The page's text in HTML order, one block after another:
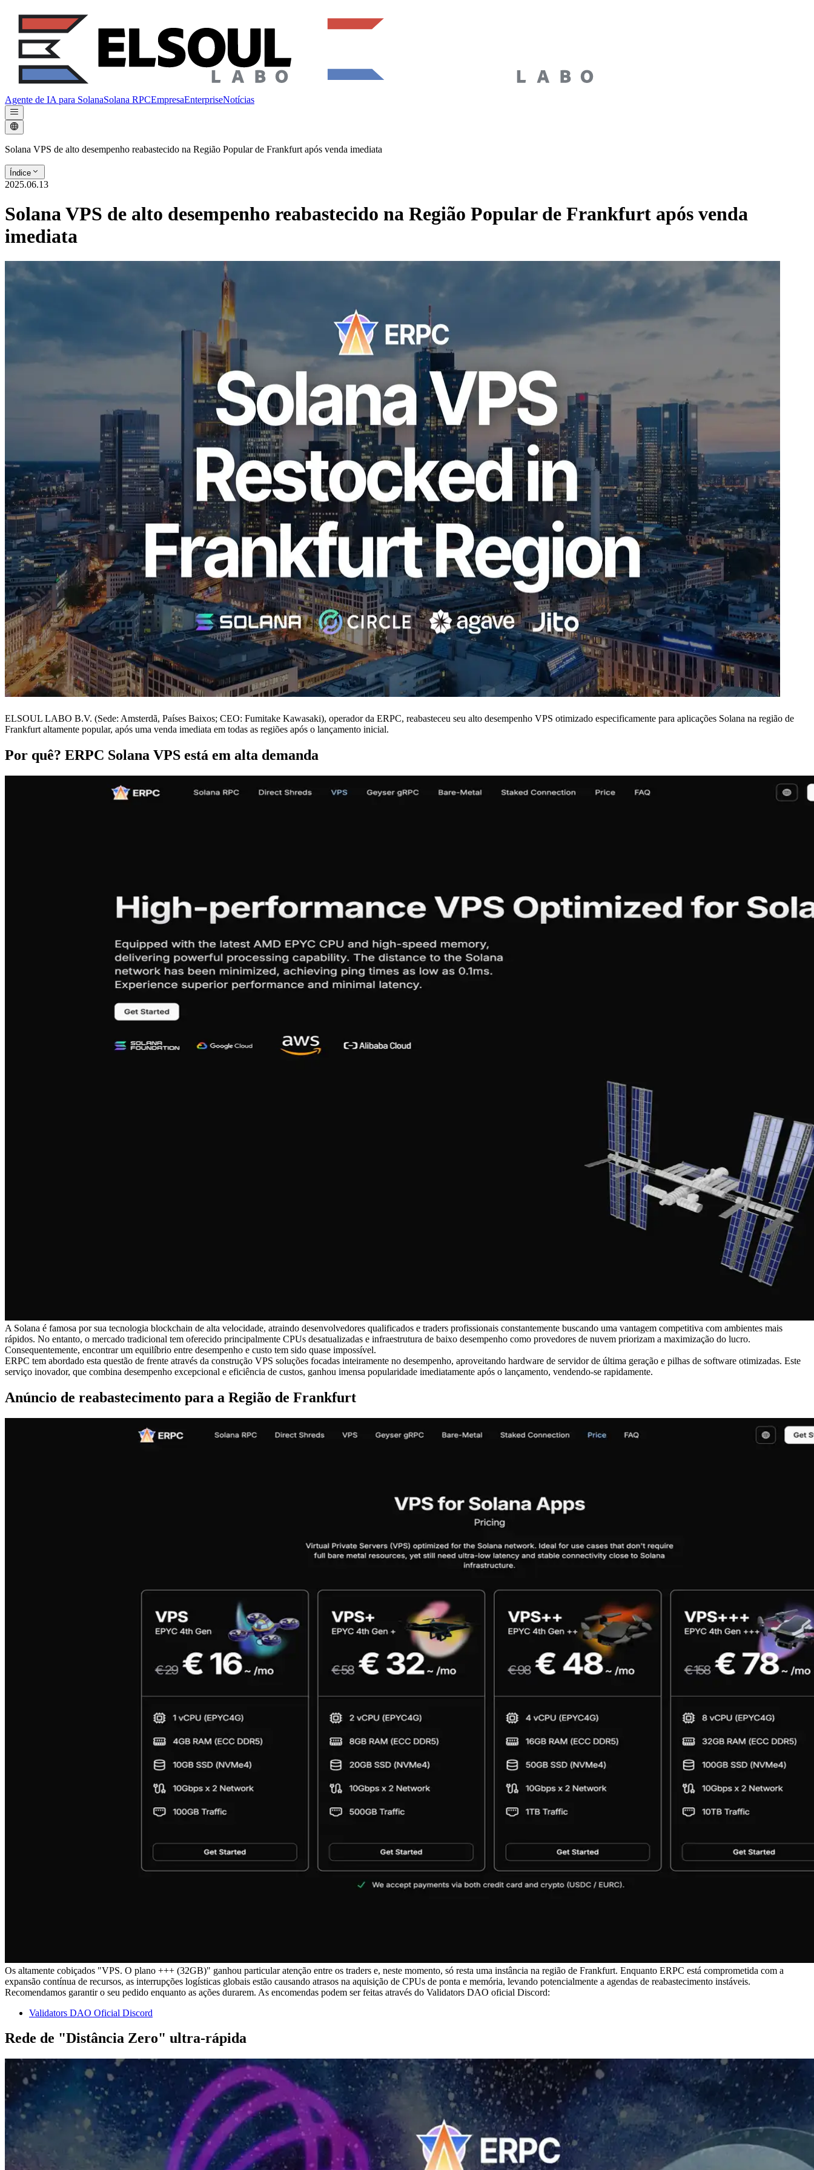
Agente de IA para SolanaSolana RPCEmpresaEnterpriseNotícias
Solana VPS de alto desempenho reabastecido na Região Popular de Frankfurt após venda imediata
Índice
2025.06.13
Solana VPS de alto desempenho reabastecido na Região Popular de Frankfurt após venda
imediata
ELSOUL LABO B.V. (Sede: Amsterdã, Países Baixos; CEO: Fumitake Kawasaki), operador da ERPC, reabasteceu seu alto desempenho VPS otimizado especificamente para aplicações Solana na região de
Frankfurt altamente popular, após uma venda imediata em todas as regiões após o lançamento inicial.
Por quê? ERPC Solana VPS está em alta demanda
A Solana é famosa por sua tecnologia blockchain de alta velocidade, atraindo desenvolvedores qualificados e traders profissionais constantemente buscando uma vantagem competitiva com ambientes mais
rápidos. No entanto, o mercado tradicional tem oferecido principalmente CPUs desatualizadas e infraestrutura de baixo desempenho como provedores de nuvem priorizam a maximização do lucro.
Consequentemente, encontrar um equilíbrio entre desempenho e custo tem sido quase impossível.
ERPC tem abordado esta questão de frente através da construção VPS soluções focadas inteiramente no desempenho, aproveitando hardware de servidor de última geração e pilhas de software otimizadas. Este
serviço inovador, que combina desempenho excepcional e eficiência de custos, ganhou imensa popularidade imediatamente após o lançamento, vendendo-se rapidamente.
Anúncio de reabastecimento para a Região de Frankfurt
Os altamente cobiçados "VPS. O plano +++ (32GB)" ganhou particular atenção entre os traders e, neste momento, só resta uma instância na região de Frankfurt. Enquanto ERPC está comprometida com a
expansão contínua de recursos, as interrupções logísticas globais estão causando atrasos na aquisição de CPUs de ponta e memória, levando potencialmente a agendas de reabastecimento instáveis.
Recomendamos garantir o seu pedido enquanto as ações durarem. As encomendas podem ser feitas através do Validators DAO oficial Discord:
Validators DAO Oficial Discord
Rede de "Distância Zero" ultra-rápida